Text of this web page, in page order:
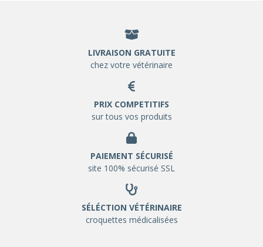
LIVRAISON GRATUITE
chez votre vétérinaire
PRIX COMPETITIFS
sur tous vos produits
PAIEMENT SÉCURISÉ
site 100% sécurisé SSL
SÉLÉCTION VÉTÉRINAIRE
croquettes médicalisées